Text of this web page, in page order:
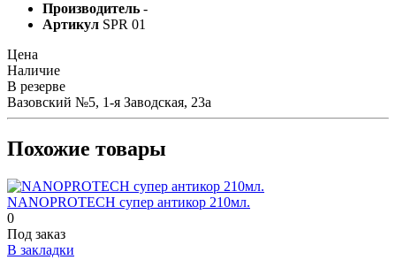
Производитель -
Артикул SPR 01
Цена
Наличие
В резерве
Вазовский №5, 1-я Заводская, 23а
Похожие товары
NANOPROTECH супер антикор 210мл.
0
Под заказ
В закладки